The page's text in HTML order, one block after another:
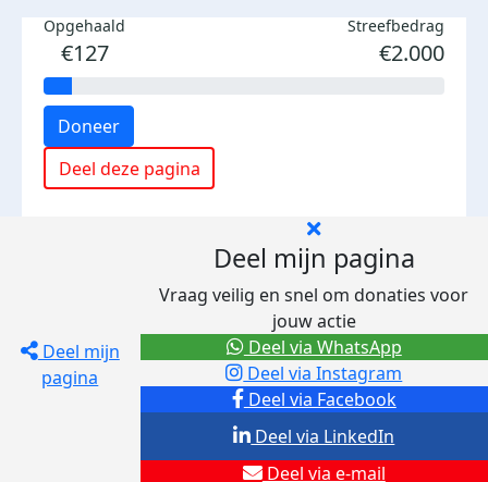
Opgehaald
€127
Streefbedrag
€2.000
Doneer
Deel deze pagina
Deel mijn
pagina
Deel mijn pagina
Vraag veilig en snel om donaties voor
jouw actie
Deel via Facebook
Deel via Instagram
Deel via e-mail
Deel via LinkedIn
Deel via WhatsApp